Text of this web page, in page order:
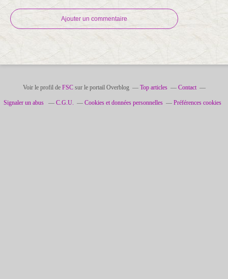
Ajouter un commentaire
Voir le profil de FSCsur le portail Overblog Top articles Contact
Signaler un abus C.G.U. Cookies et données personnelles Préférences cookies